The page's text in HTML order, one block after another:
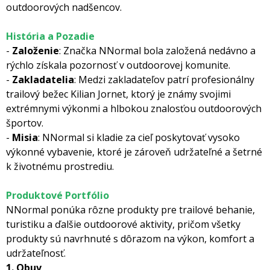
outdoorových nadšencov.
História a Pozadie
- Založenie: Značka NNormal bola založená nedávno a
rýchlo získala pozornosť v outdoorovej komunite.
- Zakladatelia: Medzi zakladateľov patrí profesionálny
trailový bežec Kilian Jornet, ktorý je známy svojimi
extrémnymi výkonmi a hlbokou znalosťou outdoorových
športov.
- Misia: NNormal si kladie za cieľ poskytovať vysoko
výkonné vybavenie, ktoré je zároveň udržateľné a šetrné
k životnému prostrediu.
Produktové Portfólio
NNormal ponúka rôzne produkty pre trailové behanie,
turistiku a ďalšie outdoorové aktivity, pričom všetky
produkty sú navrhnuté s dôrazom na výkon, komfort a
udržateľnosť.